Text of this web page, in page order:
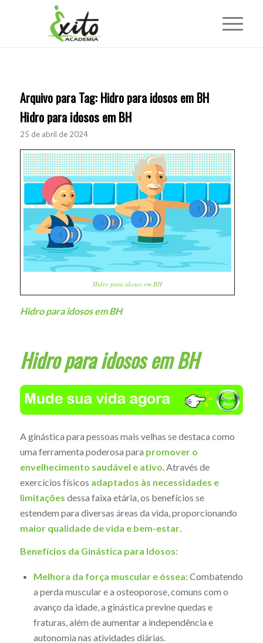
Arquivo para Tag: Hidro para idosos em BH
Hidro para idosos em BH
25 de abril de 2024
Hidro para idosos em BH
Hidro para idosos em BH
Hidro para idosos em BH
A ginástica para pessoas mais velhas se destaca como
uma ferramenta poderosa para promover o
envelhecimento saudável e ativo. Através de
exercícios físicos adaptados às necessidades e
limitações dessa faixa etária, os benefícios se
estendem para diversas áreas da vida, proporcionando
maior qualidade de vida e bem-estar.
Benefícios da Ginástica para Idosos:
Melhora da força muscular e óssea:Combatendo
a perda muscular e a osteoporose, comuns com o
avanço da idade, a ginástica previne quedas e
fraturas, além de aumentar a independência e
autonomia nas atividades diárias.